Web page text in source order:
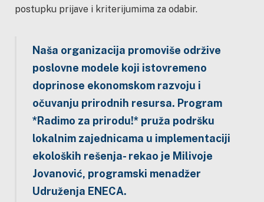
postupku prijave i kriterijumima za odabir.
Naša organizacija promoviše održive
poslovne modele koji istovremeno
doprinose ekonomskom razvoju i
očuvanju prirodnih resursa. Program
*Radimo za prirodu!* pruža podršku
lokalnim zajednicama u implementaciji
ekoloških rešenja- rekao je Milivoje
Jovanović, programski menadžer
Udruženja ENECA.